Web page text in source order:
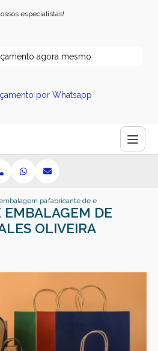
especialistas!
agora mesmo
por Whatsapp
papel papel kraft
fabricante de embalagem de
EMBALAGEM DE
OLIVEIRA